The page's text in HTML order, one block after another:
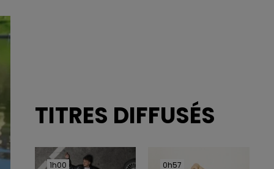
TITRES DIFFUSÉS
1h00
1h00 0h57
0h57